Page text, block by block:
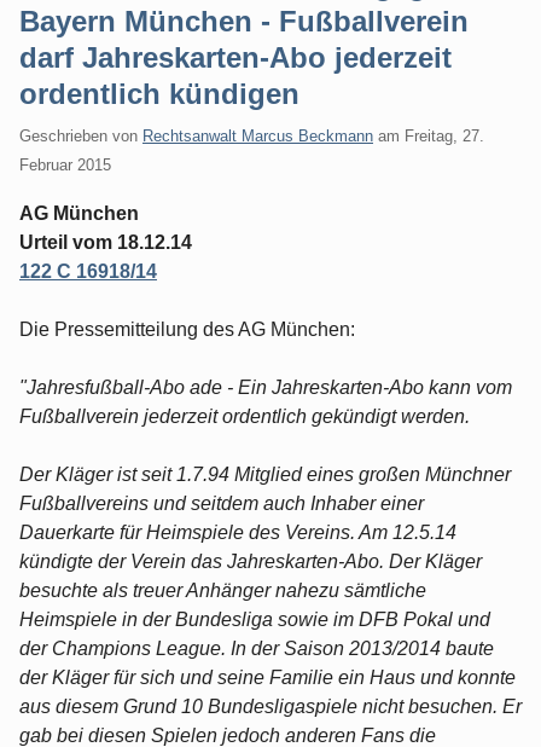
Bayern München - Fußballverein
darf Jahreskarten-Abo jederzeit
ordentlich kündigen
Geschrieben von Rechtsanwalt Marcus Beckmann am Freitag, 27.
Februar 2015
AG München
Urteil vom 18.12.14
122 C 16918/14
Die Pressemitteilung des AG München:
"Jahresfußball-Abo ade - Ein Jahreskarten-Abo kann vom
Fußballverein jederzeit ordentlich gekündigt werden.
Der Kläger ist seit 1.7.94 Mitglied eines großen Münchner
Fußballvereins und seitdem auch Inhaber einer
Dauerkarte für Heimspiele des Vereins. Am 12.5.14
kündigte der Verein das Jahreskarten-Abo. Der Kläger
besuchte als treuer Anhänger nahezu sämtliche
Heimspiele in der Bundesliga sowie im DFB Pokal und
der Champions League. In der Saison 2013/2014 baute
der Kläger für sich und seine Familie ein Haus und konnte
aus diesem Grund 10 Bundesligaspiele nicht besuchen. Er
gab bei diesen Spielen jedoch anderen Fans die